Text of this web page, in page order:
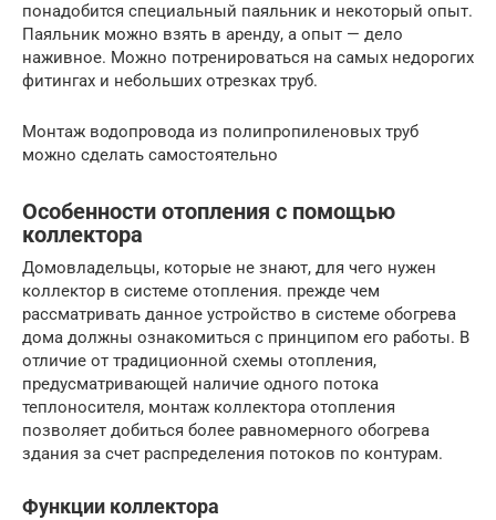
понадобится специальный паяльник и некоторый опыт.
Паяльник можно взять в аренду, а опыт — дело
наживное. Можно потренироваться на самых недорогих
фитингах и небольших отрезках труб.
Монтаж водопровода из полипропиленовых труб
можно сделать самостоятельно
Особенности отопления с помощью
коллектора
Домовладельцы, которые не знают, для чего нужен
коллектор в системе отопления. прежде чем
рассматривать данное устройство в системе обогрева
дома должны ознакомиться с принципом его работы. В
отличие от традиционной схемы отопления,
предусматривающей наличие одного потока
теплоносителя, монтаж коллектора отопления
позволяет добиться более равномерного обогрева
здания за счет распределения потоков по контурам.
Функции коллектора